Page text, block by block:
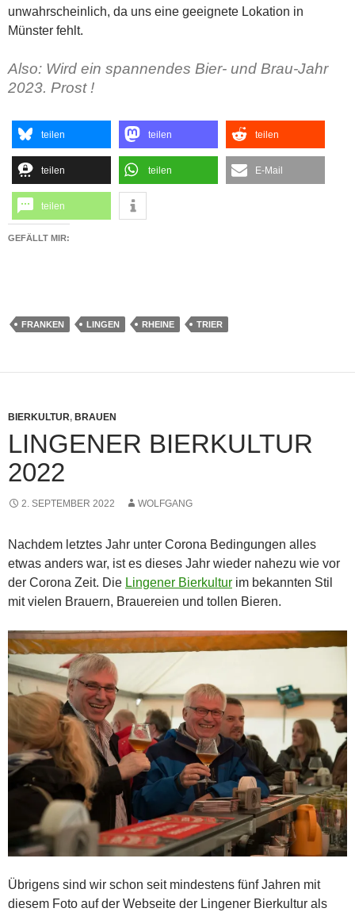
unwahrscheinlich, da uns eine geeignete Lokation in
Münster fehlt.
Also: Wird ein spannendes Bier- und Brau-Jahr
2023. Prost !
teilen teilen teilen
teilen teilen E-Mail
teilen
GEFÄLLT MIR:
FRANKEN LINGEN RHEINE TRIER
BIERKULTUR, BRAUEN
LINGENER BIERKULTUR
2022
2. SEPTEMBER 2022 WOLFGANG
Nachdem letztes Jahr unter Corona Bedingungen alles
etwas anders war, ist es dieses Jahr wieder nahezu wie vor
der Corona Zeit. Die Lingener Bierkultur im bekannten Stil
mit vielen Brauern, Brauereien und tollen Bieren.
Übrigens sind wir schon seit mindestens fünf Jahren mit
diesem Foto auf der Webseite der Lingener Bierkultur als